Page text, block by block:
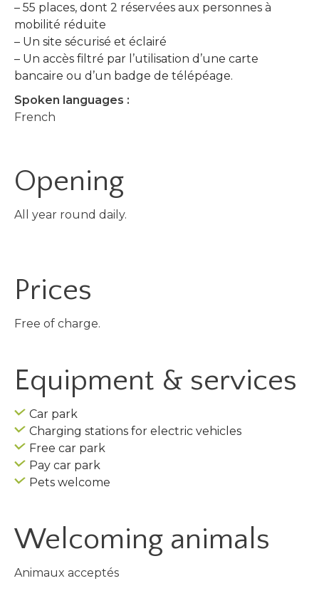
– 55 places, dont 2 réservées aux personnes à
mobilité réduite
– Un site sécurisé et éclairé
– Un accès filtré par l’utilisation d’une carte
bancaire ou d’un badge de télépéage.
Spoken languages :
French
Opening
All year round daily.
Prices
Free of charge.
Equipment & services
Car park
Charging stations for electric vehicles
Free car park
Pay car park
Pets welcome
Welcoming animals
Animaux acceptés